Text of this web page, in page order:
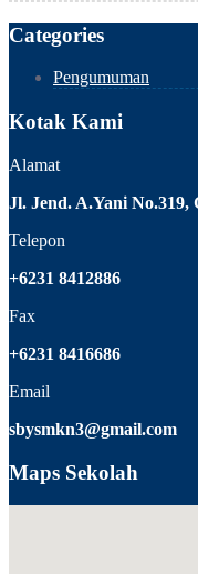
Categories
Pengumuman
Kotak Kami
Alamat
Jl. Jend. A.Yani No.319,
Telepon
+6231 8412886
Fax
+6231 8416686
Email
sbysmkn3@gmail.com
Maps Sekolah